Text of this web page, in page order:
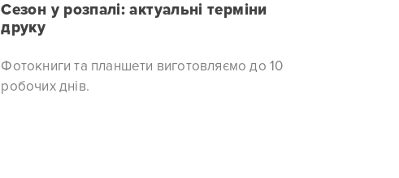
Сезон у розпалі: актуальні терміни
друку
Фотокниги та планшети виготовляємо до 10
робочих днів.